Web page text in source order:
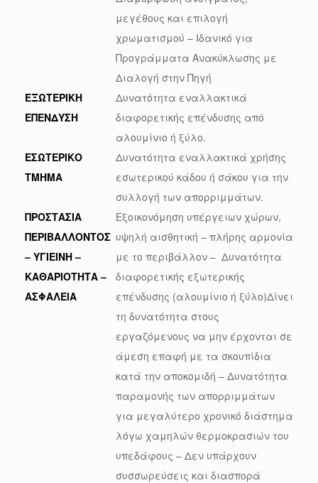
μεγέθους και επιλογή
χρωματισμού – Ιδανικό για
Προγράμματα Ανακύκλωσης με
Διαλογή στην Πηγή
ΕΞΩΤΕΡΙΚΗ
ΕΠΕΝΔΥΣΗ
Δυνατότητα εναλλακτικά
διαφορετικής επένδυσης από
αλουμίνιο ή ξύλο.
ΕΣΩΤΕΡΙΚΟ
ΤΜΗΜΑ
Δυνατότητα εναλλακτικά χρήσης
εσωτερικού κάδου ή σάκου για την
συλλογή των απορριμμάτων.
ΠΡΟΣΤΑΣΙΑ
ΠΕΡΙΒΑΛΛΟΝΤΟΣ
– ΥΓΙΕΙΝΗ –
ΚΑΘΑΡΙΟΤΗΤΑ –
ΑΣΦΑΛΕΙΑ
Εξοικονόμηση υπέργειων χώρων,
υψηλή αισθητική – πλήρης αρμονία
με το περιβάλλον – Δυνατότητα
διαφορετικής εξωτερικής
επένδυσης (αλουμίνιο ή ξύλο)Δίνει
τη δυνατότητα στους
εργαζόμενους να μην έρχονται σε
άμεση επαφή με τα σκουπίδια
κατά την αποκομιδή – Δυνατότητα
παραμονής των απορριμμάτων
για μεγαλύτερο χρονικό διάστημα
λόγω χαμηλών θερμοκρασιών του
υπεδάφους – Δεν υπάρχουν
συσσωρεύσεις και διασπορά